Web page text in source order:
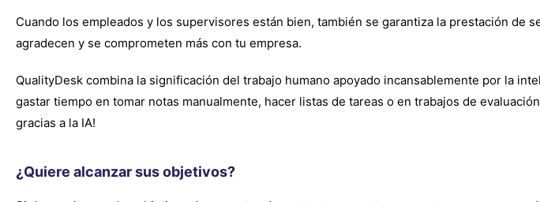
Cuando los empleados y los supervisores están bien, también se garantiza la prestación de
agradecen y se comprometen más con tu empresa.
QualityDesk combina la significación del trabajo humano apoyado incansablemente por la
gastar tiempo en tomar notas manualmente, hacer listas de tareas o en trabajos de
gracias a la IA!
¿Quiere alcanzar sus objetivos?